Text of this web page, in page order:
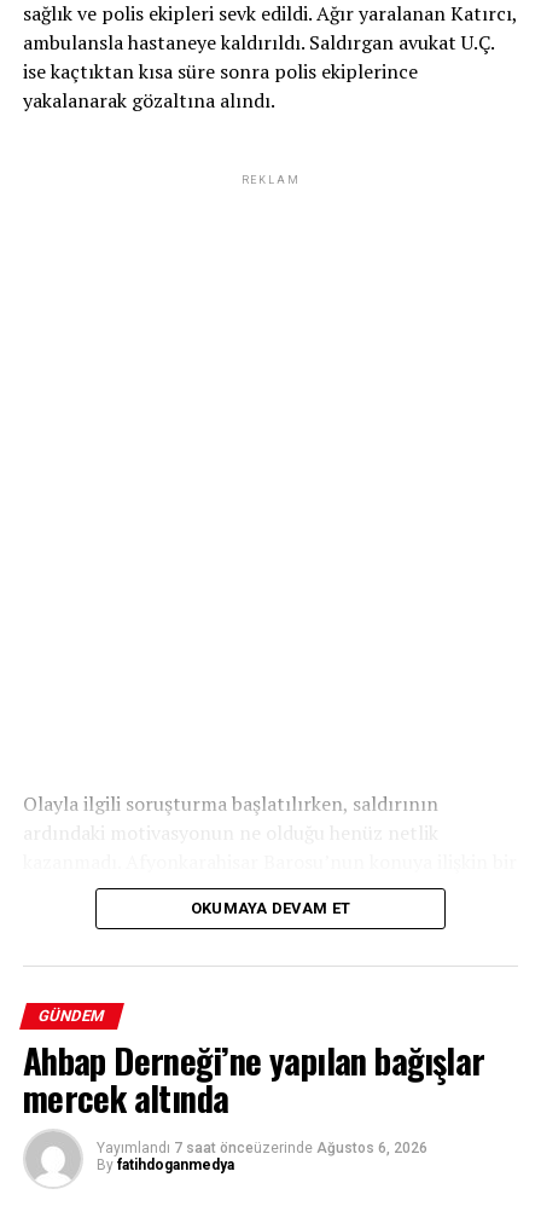
sağlık ve polis ekipleri sevk edildi. Ağır yaralanan Katırcı,
ambulansla hastaneye kaldırıldı. Saldırgan avukat U.Ç.
ise kaçtıktan kısa süre sonra polis ekiplerince
yakalanarak gözaltına alındı.
REKLAM
Olayla ilgili soruşturma başlatılırken, saldırının
ardındaki motivasyonun ne olduğu henüz netlik
açıklama yapması bekleniyor.
OKUMAYA DEVAM ET
GÜNDEM
Ahbap Derneği’ne yapılan bağışlar
mercek altında
Yayımlandı 7 saat önceüzerinde Ağustos 6, 2026
By fatihdoganmedya